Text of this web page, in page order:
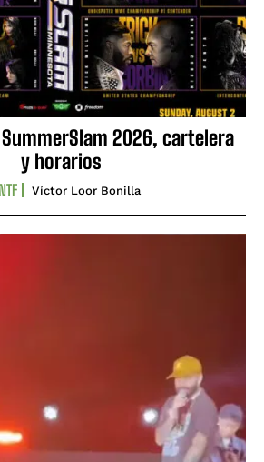
SummerSlam 2026, cartelera
y horarios
Víctor Loor Bonilla